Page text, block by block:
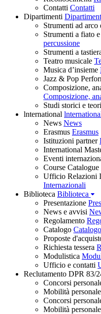
Contatti Contatti
Dipartimenti
Strumenti ad arco
Strumenti a fiato
percussione
Strumenti a
Teatro musicale
Musica d’insieme
Jazz & Pop
Composizione,
Composizione,
Studi storici e
lnternational
News News
Erasmus Erasmus
Istituzioni partner
International
Eventi
Course Catalogue
Ufficio Relazioni
Internazionali
Biblioteca Biblioteca
Presentazione
News e avvisi
Regolamento
Catalogo Catalogo
Proposte
Richiesta tessera
Modulistica
Ufficio e contatti
Reclutamento DPR 83/
Concorsi
Mobilità
Concorsi
Mobilità